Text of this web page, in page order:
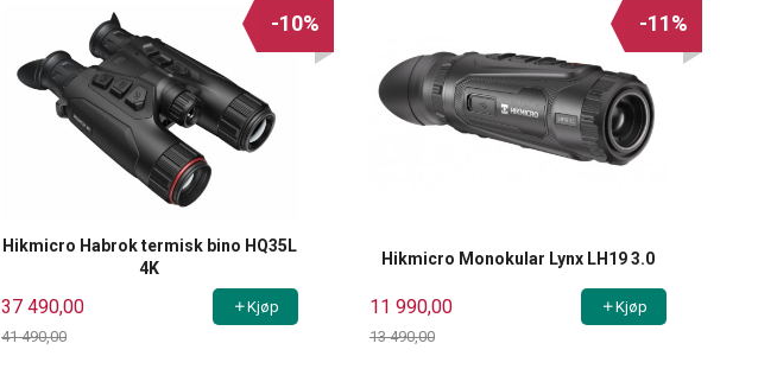
Hikmicro Habrok termisk bino HQ35L
4K
37 490,00
41 490,00
-10%
Kjøp
Hikmicro Monokular Lynx LH19 3.0
11 990,00
13 490,00
-11%
Kjøp